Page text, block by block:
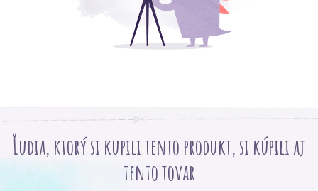
Ľudia, ktorý si kupili tento produkt, si kúpili aj
tento tovar